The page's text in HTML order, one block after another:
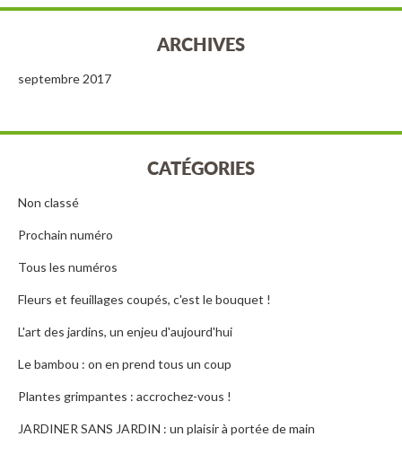
ARCHIVES
septembre 2017
CATÉGORIES
Non classé
Prochain numéro
Tous les numéros
Fleurs et feuillages coupés, c'est le bouquet !
L'art des jardins, un enjeu d'aujourd'hui
Le bambou : on en prend tous un coup
Plantes grimpantes : accrochez-vous !
JARDINER SANS JARDIN : un plaisir à portée de main